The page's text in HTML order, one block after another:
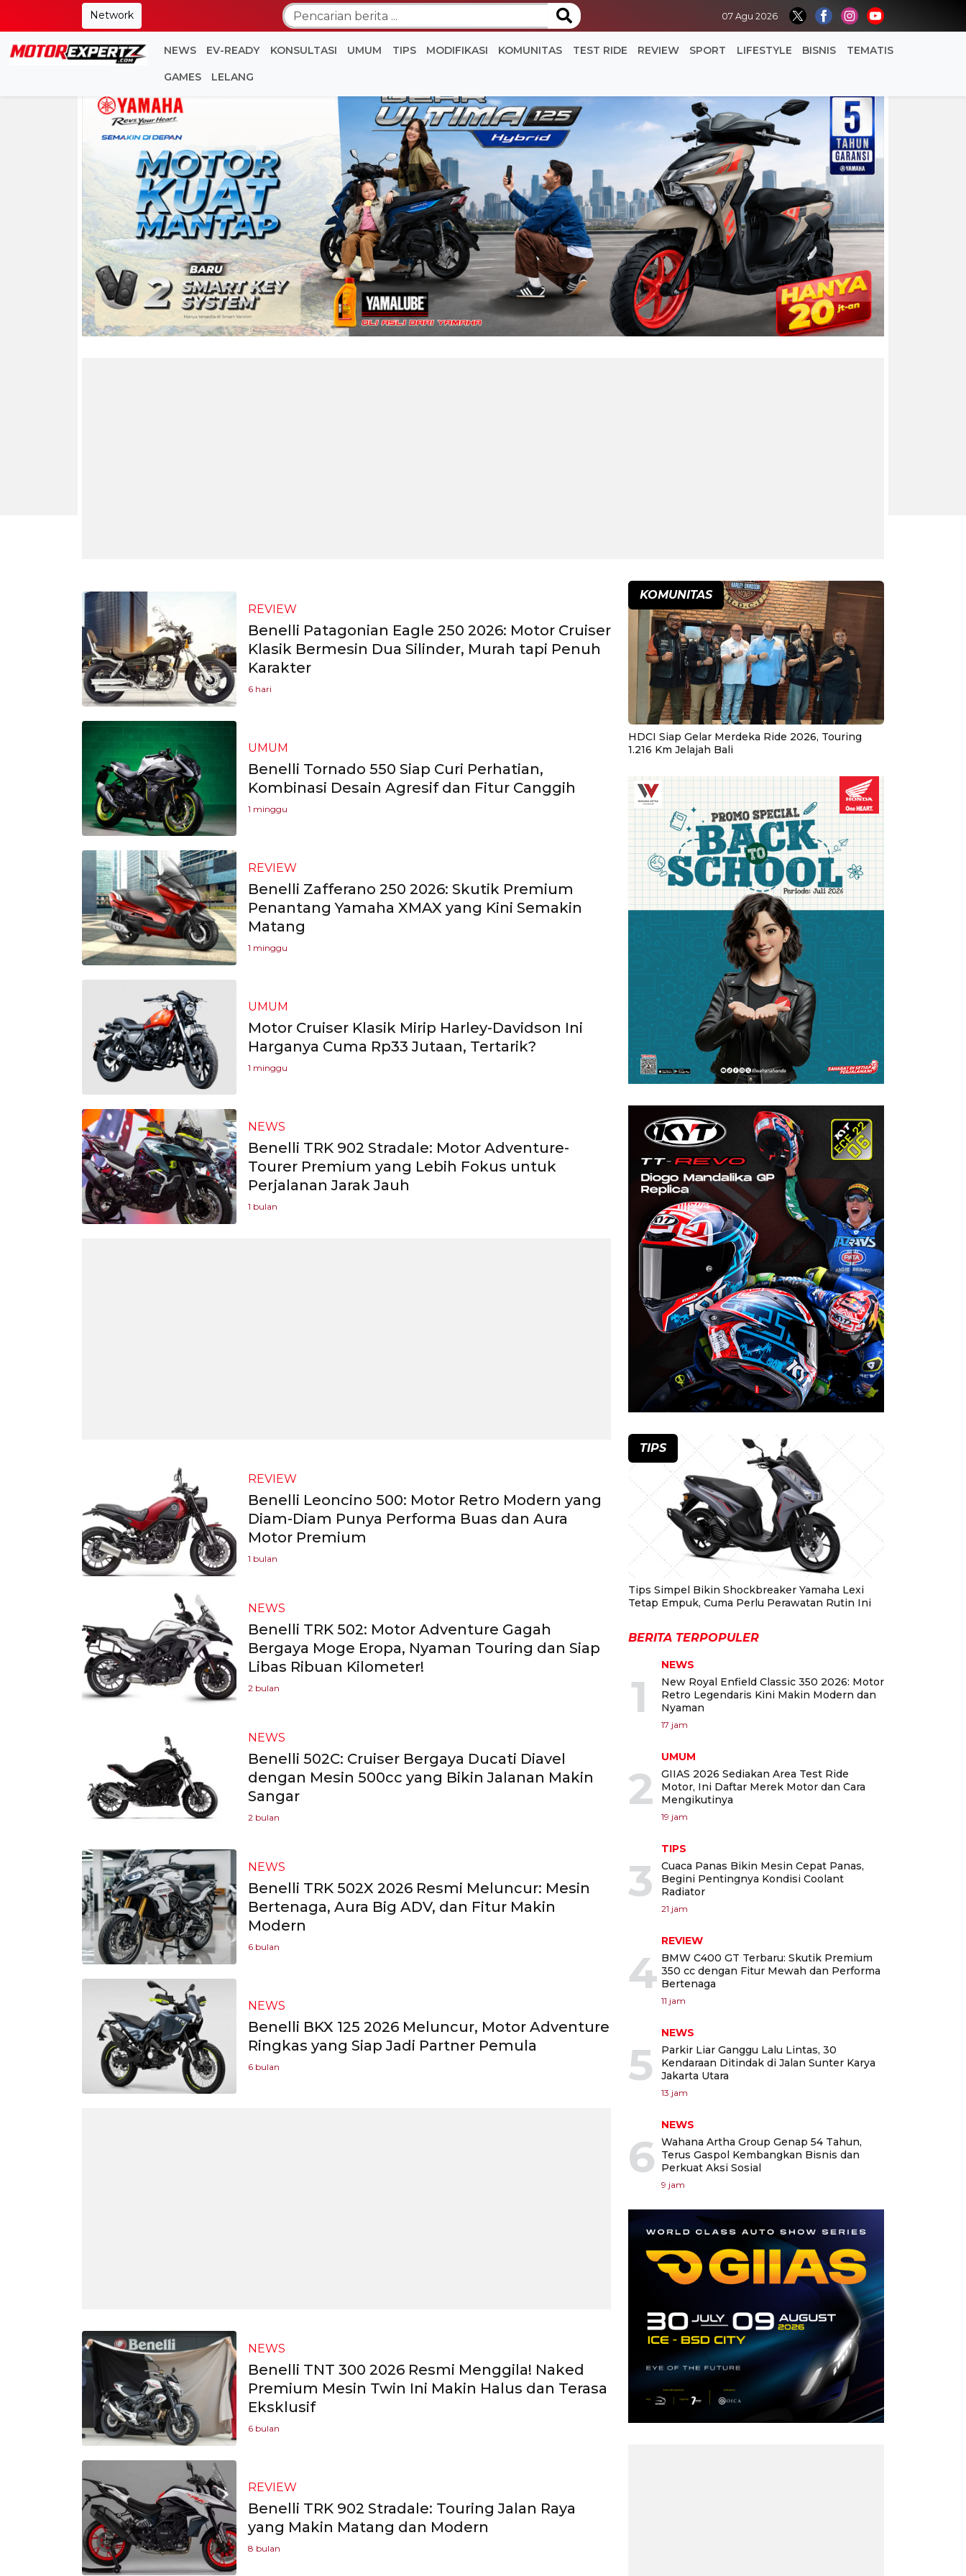
Network 07 Agu 2026
NEWS EV-READY KONSULTASI UMUM TIPS MODIFIKASI KOMUNITAS TEST RIDE REVIEW SPORT LIFESTYLE BISNIS TEMATIS
GAMES LELANG
REVIEW
Benelli Patagonian Eagle 250 2026: Motor Cruiser
Klasik Bermesin Dua Silinder, Murah tapi Penuh
Karakter
6 hari
UMUM
Benelli Tornado 550 Siap Curi Perhatian,
Kombinasi Desain Agresif dan Fitur Canggih
1 minggu
REVIEW
Benelli Zafferano 250 2026: Skutik Premium
Penantang Yamaha XMAX yang Kini Semakin
Matang
1 minggu
UMUM
Motor Cruiser Klasik Mirip Harley-Davidson Ini
Harganya Cuma Rp33 Jutaan, Tertarik?
1 minggu
NEWS
Benelli TRK 902 Stradale: Motor Adventure-
Tourer Premium yang Lebih Fokus untuk
Perjalanan Jarak Jauh
1 bulan
REVIEW
Benelli Leoncino 500: Motor Retro Modern yang
Diam-Diam Punya Performa Buas dan Aura
Motor Premium
1 bulan
NEWS
Benelli TRK 502: Motor Adventure Gagah
Bergaya Moge Eropa, Nyaman Touring dan Siap
Libas Ribuan Kilometer!
2 bulan
NEWS
Benelli 502C: Cruiser Bergaya Ducati Diavel
dengan Mesin 500cc yang Bikin Jalanan Makin
Sangar
2 bulan
NEWS
Benelli TRK 502X 2026 Resmi Meluncur: Mesin
Bertenaga, Aura Big ADV, dan Fitur Makin
Modern
6 bulan
NEWS
Benelli BKX 125 2026 Meluncur, Motor Adventure
Ringkas yang Siap Jadi Partner Pemula
6 bulan
NEWS
Benelli TNT 300 2026 Resmi Menggila! Naked
Premium Mesin Twin Ini Makin Halus dan Terasa
Eksklusif
6 bulan
REVIEW
Benelli TRK 902 Stradale: Touring Jalan Raya
yang Makin Matang dan Modern
8 bulan
KOMUNITAS
HDCI Siap Gelar Merdeka Ride 2026, Touring
1.216 Km Jelajah Bali
TIPS
Tips Simpel Bikin Shockbreaker Yamaha Lexi
Tetap Empuk, Cuma Perlu Perawatan Rutin Ini
BERITA TERPOPULER
1
NEWS
New Royal Enfield Classic 350 2026: Motor
Retro Legendaris Kini Makin Modern dan
Nyaman
17 jam
2
UMUM
GIIAS 2026 Sediakan Area Test Ride
Motor, Ini Daftar Merek Motor dan Cara
Mengikutinya
19 jam
3
TIPS
Cuaca Panas Bikin Mesin Cepat Panas,
Begini Pentingnya Kondisi Coolant
Radiator
21 jam
4
REVIEW
BMW C400 GT Terbaru: Skutik Premium
350 cc dengan Fitur Mewah dan Performa
Bertenaga
11 jam
5
NEWS
Parkir Liar Ganggu Lalu Lintas, 30
Kendaraan Ditindak di Jalan Sunter Karya
Jakarta Utara
13 jam
6
NEWS
Wahana Artha Group Genap 54 Tahun,
Terus Gaspol Kembangkan Bisnis dan
Perkuat Aksi Sosial
9 jam